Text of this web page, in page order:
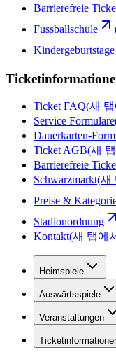
Barrierefreie
Fussballschule
Kindergeburtstage
Ticket FAQ(새
Service Formulare
Dauerkarten-
Ticket AGB(새
Barrierefreie
Schwarzmarkt(새
Preise &
Stadionordnung
Kontakt(새 탭에
Heimspiele
Auswärtsspiele
Veranstaltungen